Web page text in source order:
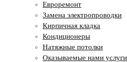
Евроремонт
Замена электропроводки
Кирпичная кладка
Кондиционеры
Натяжные потолки
Оказываемые нами услуги